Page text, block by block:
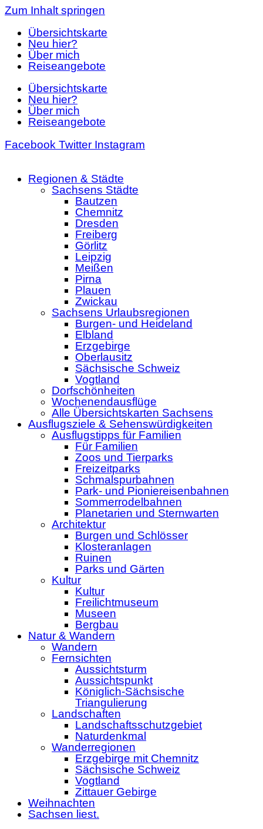
Zum Inhalt springen
Übersichtskarte
Neu hier?
Über mich
Reiseangebote
Übersichtskarte
Neu hier?
Über mich
Reiseangebote
Facebook Twitter Instagram
Regionen & Städte
Sachsens Städte
Bautzen
Chemnitz
Dresden
Freiberg
Görlitz
Leipzig
Meißen
Pirna
Plauen
Zwickau
Sachsens Urlaubsregionen
Burgen- und Heideland
Elbland
Erzgebirge
Oberlausitz
Sächsische Schweiz
Vogtland
Dorfschönheiten
Wochenendausflüge
Alle Übersichtskarten Sachsens
Ausflugsziele & Sehenswürdigkeiten
Ausflugstipps für Familien
Für Familien
Zoos und Tierparks
Freizeitparks
Schmalspurbahnen
Park- und Pioniereisenbahnen
Sommerrodelbahnen
Planetarien und Sternwarten
Architektur
Burgen und Schlösser
Klosteranlagen
Ruinen
Parks und Gärten
Kultur
Kultur
Freilichtmuseum
Museen
Bergbau
Natur & Wandern
Wandern
Fernsichten
Aussichtsturm
Aussichtspunkt
Königlich-Sächsische
Triangulierung
Landschaften
Landschaftsschutzgebiet
Naturdenkmal
Wanderregionen
Erzgebirge mit Chemnitz
Sächsische Schweiz
Vogtland
Zittauer Gebirge
Weihnachten
Sachsen liest.